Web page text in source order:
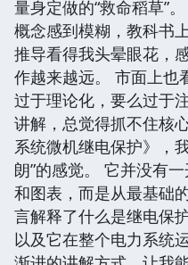
量身定做的“救命稻草”
概念感到模糊，教科书
推导看得我头晕眼花，
作越来越远。 市面上也
过于理论化，要么过于
讲解，总觉得抓不住核
系统微机继电保护》，
朗”的感觉。 它并没有
和图表，而是从最基础
言解释了什么是继电保
以及它在整个电力系统